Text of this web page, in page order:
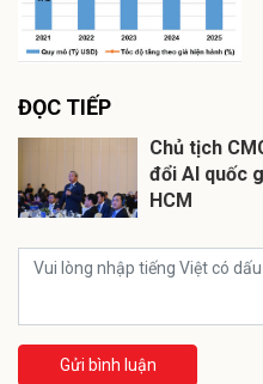
ĐỌC TIẾP
Chủ tịch
đổi AI quốc
HCM
Gửi bình luận